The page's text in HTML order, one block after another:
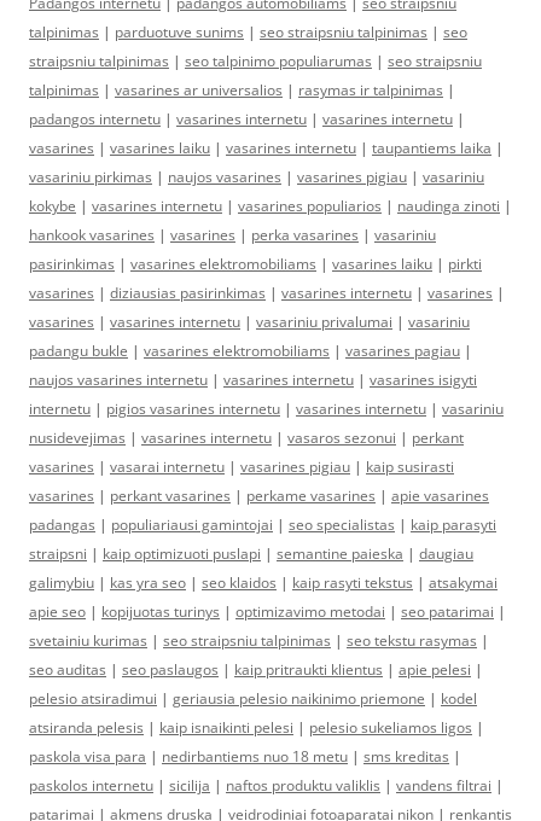
talpinimas | parduotuve sunims | seo straipsniu talpinimas | seo
straipsniu talpinimas | seo talpinimo populiarumas | seo straipsniu
talpinimas | vasarines ar universalios | rasymas ir talpinimas |
padangos internetu | vasarines internetu | vasarines internetu |
vasarines | vasarines laiku | vasarines internetu | taupantiems laika |
vasariniu pirkimas | naujos vasarines | vasarines pigiau | vasariniu
kokybe | vasarines internetu | vasarines populiarios | naudinga zinoti |
hankook vasarines | vasarines | perka vasarines | vasariniu
pasirinkimas | vasarines elektromobiliams | vasarines laiku | pirkti
vasarines | diziausias pasirinkimas | vasarines internetu | vasarines |
vasarines | vasarines internetu | vasariniu privalumai | vasariniu
padangu bukle | vasarines elektromobiliams | vasarines pagiau |
naujos vasarines internetu | vasarines internetu | vasarines isigyti
internetu | pigios vasarines internetu | vasarines internetu | vasariniu
nusidevejimas | vasarines internetu | vasaros sezonui | perkant
vasarines | vasarai internetu | vasarines pigiau | kaip susirasti
vasarines | perkant vasarines | perkame vasarines | apie vasarines
padangas | populiariausi gamintojai | seo specialistas | kaip parasyti
straipsni | kaip optimizuoti puslapi | semantine paieska | daugiau
galimybiu | kas yra seo | seo klaidos | kaip rasyti tekstus | atsakymai
apie seo | kopijuotas turinys | optimizavimo metodai | seo patarimai |
svetainiu kurimas | seo straipsniu talpinimas | seo tekstu rasymas |
seo auditas | seo paslaugos | kaip pritraukti klientus | apie pelesi |
pelesio atsiradimui | geriausia pelesio naikinimo priemone | kodel
atsiranda pelesis | kaip isnaikinti pelesi | pelesio sukeliamos ligos |
paskola visa para | nedirbantiems nuo 18 metu | sms kreditas |
paskolos internetu | sicilija | naftos produktu valiklis | vandens filtrai |
patarimai | akmens druska | veidrodiniai fotoaparatai nikon | renkantis